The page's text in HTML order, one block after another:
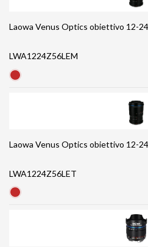
LWA1224Z56LEM
LWA1224Z56LET